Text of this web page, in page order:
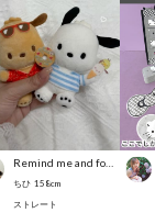
Remind me and forever
ちひ 158cm
ストレート